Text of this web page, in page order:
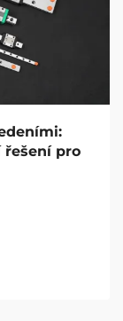
řešení pro